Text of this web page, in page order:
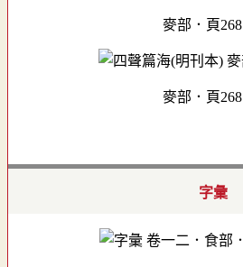
麥部．頁268
麥部．頁268
字彙